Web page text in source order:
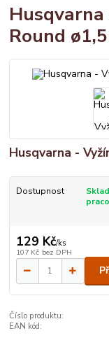
Round
Husqvarna -
Dostupnost
129 Kč/ks
107 Kč bez DPH
Číslo produktu:
EAN kód: